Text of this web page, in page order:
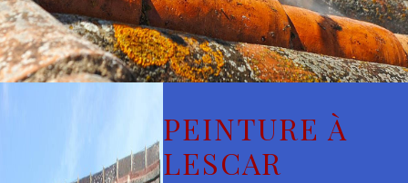
PEINTURE À
LESCAR